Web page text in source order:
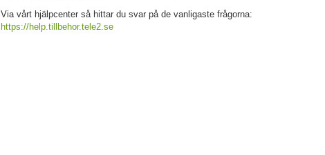
Via vårt hjälpcenter så hittar du svar på de vanligaste frågorna:
https://help.tillbehor.tele2.se